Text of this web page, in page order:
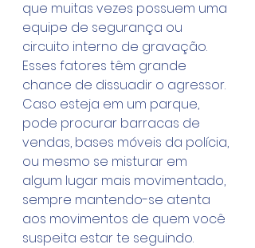
que muitas vezes possuem uma
equipe de segurança ou
circuito interno de gravação.
Esses fatores têm grande
chance de dissuadir o agressor.
Caso esteja em um parque,
pode procurar barracas de
vendas, bases móveis da polícia,
ou mesmo se misturar em
algum lugar mais movimentado,
sempre mantendo-se atenta
aos movimentos de quem você
suspeita estar te seguindo.